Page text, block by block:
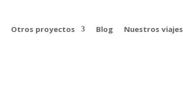
Otros proyectos Blog Nuestros viajes